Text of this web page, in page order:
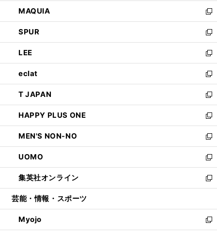
ド
ウ
で
開
く
ウ
ィ
ン
ド
ウ
で
開
く
し
い
ウ
ィ
ン
ド
ウ
で
開
く
MAQUIA
新
し
い
ウ
ィ
ン
ド
ウ
で
開
く
SPUR
新
し
い
ウ
ィ
ン
ド
ウ
で
開
く
LEE
新
し
い
ウ
ィ
ン
ド
ウ
で
開
く
eclat
新
し
い
ウ
ィ
ン
ド
ウ
で
開
く
T JAPAN
新
し
い
ウ
ィ
ン
ド
ウ
で
開
HAPPY PLUS ONE
新
し
い
ウ
ィ
ン
ド
ウ
開
く
MEN'S NON-NO
新
し
い
ウ
ィ
ン
ウ
で
開
UOMO
新
し
い
ウ
ン
ド
ウ
集英社オンライン
新
し
ウ
ィ
ン
芸能・情報・スポーツ
Myojo
新
し